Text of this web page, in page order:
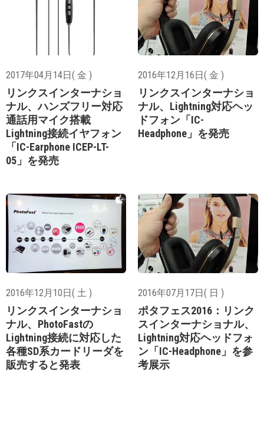
2017年04月14日( 金 )
リンクスインターナショ
ナル、ハンズフリー対応
通話用マイク搭載
Lightning接続イヤフォン
「IC-Earphone ICEP-LT-
05」を発売
2016年12月16日( 金 )
リンクスインターナショ
ナル、Lightning対応ヘッ
ドフォン「IC-
Headphone」を発売
2016年12月10日( 土 )
リンクスインターナショ
ナル、PhotoFastの
Lightning接続に対応した
各種SD系カードリーダを
販売すると発表
2016年07月17日( 日 )
ポタフェス2016：リンク
スインターナショナル、
Lightning対応ヘッドフォ
ン「IC-Headphone」を参
考展示